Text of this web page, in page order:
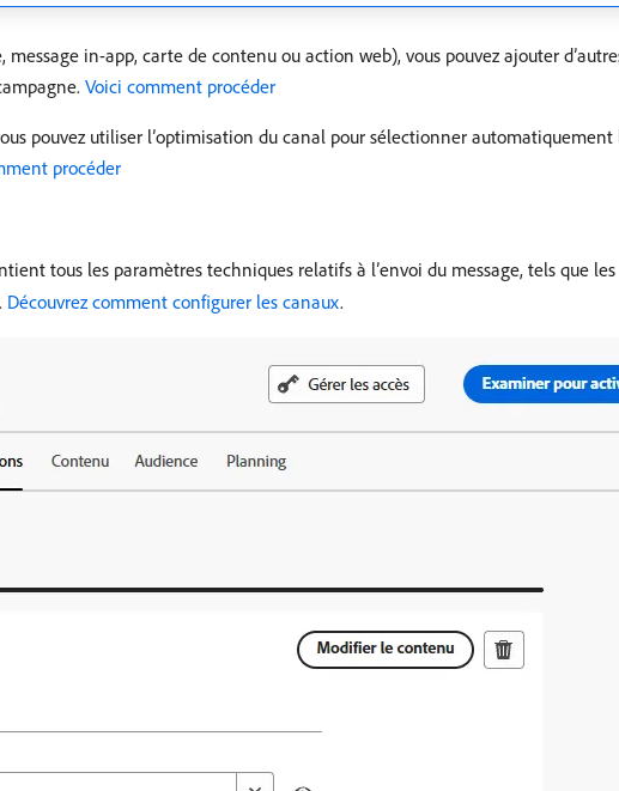
in-app, carte de contenu ou action web), vous pouvez ajouter
Voici comment procéder
pouvez utiliser l’optimisation du canal pour sélectionner
procéder
tous les paramètres techniques relatifs à l’envoi du message, tels que les
Découvrez comment configurer les canaux.